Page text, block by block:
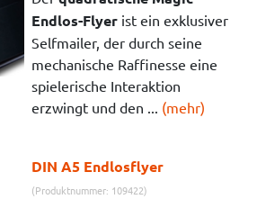
Endlos-Flyer ist ein exklusiver
Selfmailer, der durch seine
mechanische Raffinesse eine
spielerische Interaktion
erzwingt und den ... (mehr)
DIN A5 Endlosflyer
(Produktnummer: 109422)